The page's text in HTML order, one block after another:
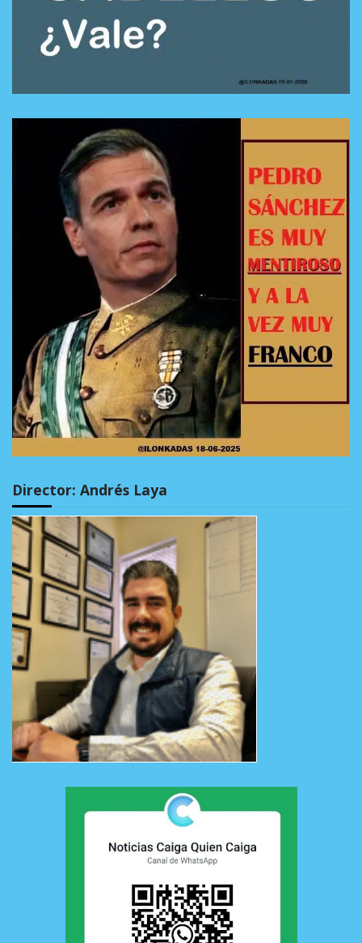
Director: Andrés Laya